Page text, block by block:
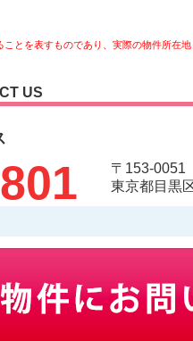
とを表すものであり、実際の物件所在地
US
〒153-0051
東京都目黒